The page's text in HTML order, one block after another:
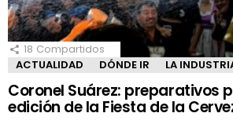
18 Compartidos
ACTUALIDAD
DÓNDE IR LA
Coronel Suárez: preparativos
edición de la Fiesta de la